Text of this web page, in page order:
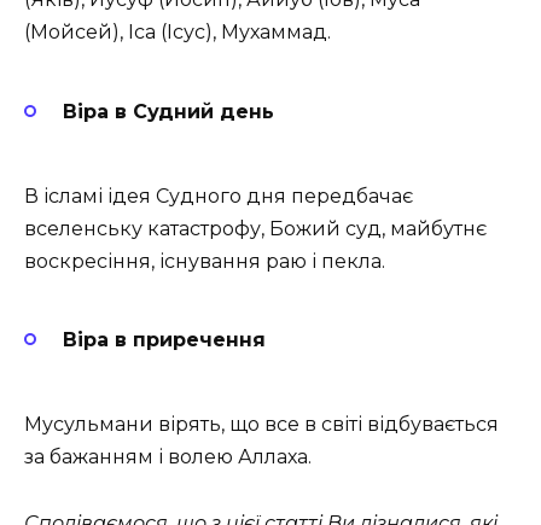
(Мойсей), Іса (Ісус), Мухаммад.
Віра в Судний день
В ісламі ідея Судного дня передбачає
вселенську катастрофу, Божий суд, майбутнє
воскресіння, існування раю і пекла.
Віра в приречення
Мусульмани вірять, що все в світі відбувається
за бажанням і волею Аллаха.